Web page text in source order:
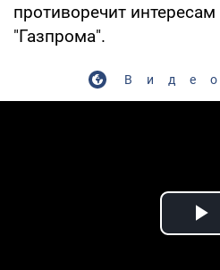
противоречит
"Газпрома".